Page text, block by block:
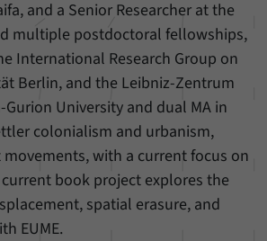
and a Senior Researcher at the
multiple postdoctoral fellowships,
International Research Group on
Berlin, and the Leibniz-Zentrum
University and dual MA in
colonialism and urbanism,
with a current focus on
book project explores the
spatial erasure, and
EUME.